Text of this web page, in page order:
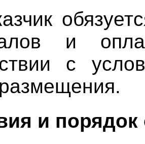
и
с
и порядок